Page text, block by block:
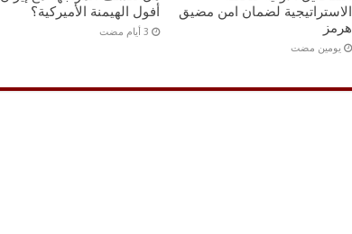
الاستراتيجية لضمان امن مضيق
هرمز
‏يومين مضت
أفول الهيمنة الأميركية؟